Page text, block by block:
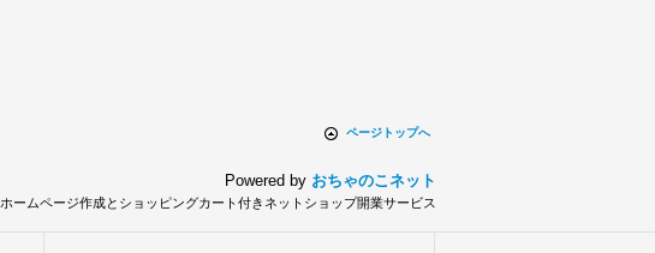
ページトップへ
Powered by おちゃのこネット
ホームページ作成とショッピングカート付きネットショップ開業サービス